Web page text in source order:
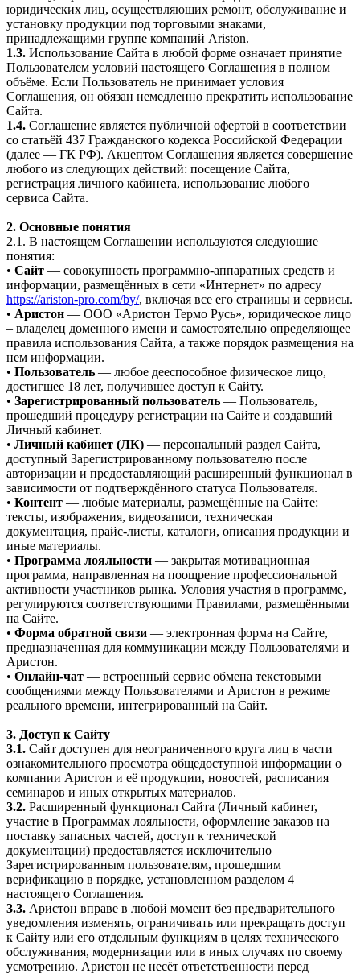
юридических лиц, осуществляющих ремонт, обслуживание и
установку продукции под торговыми знаками,
принадлежащими группе компаний Ariston.
1.3. Использование Сайта в любой форме означает принятие
Пользователем условий настоящего Соглашения в полном
объёме. Если Пользователь не принимает условия
Соглашения, он обязан немедленно прекратить использование
Сайта.
1.4. Соглашение является публичной офертой в соответствии
со статьёй 437 Гражданского кодекса Российской Федерации
(далее — ГК РФ). Акцептом Соглашения является совершение
любого из следующих действий: посещение Сайта,
регистрация личного кабинета, использование любого
сервиса Сайта.
2. Основные понятия
2.1. В настоящем Соглашении используются следующие
понятия:
• Сайт — совокупность программно-аппаратных средств и
информации, размещённых в сети «Интернет» по адресу
https://ariston-pro.com/by/, включая все его страницы и сервисы.
• Аристон — ООО «Аристон Термо Русь», юридическое лицо
– владелец доменного имени и самостоятельно определяющее
правила использования Сайта, а также порядок размещения на
нем информации.
• Пользователь — любое дееспособное физическое лицо,
достигшее 18 лет, получившее доступ к Сайту.
• Зарегистрированный пользователь — Пользователь,
прошедший процедуру регистрации на Сайте и создавший
Личный кабинет.
• Личный кабинет (ЛК) — персональный раздел Сайта,
доступный Зарегистрированному пользователю после
авторизации и предоставляющий расширенный функционал в
зависимости от подтверждённого статуса Пользователя.
• Контент — любые материалы, размещённые на Сайте:
тексты, изображения, видеозаписи, техническая
документация, прайс-листы, каталоги, описания продукции и
иные материалы.
• Программа лояльности — закрытая мотивационная
программа, направленная на поощрение профессиональной
активности участников рынка. Условия участия в программе,
регулируются соответствующими Правилами, размещёнными
на Сайте.
• Форма обратной связи — электронная форма на Сайте,
предназначенная для коммуникации между Пользователями и
Аристон.
• Онлайн-чат — встроенный сервис обмена текстовыми
сообщениями между Пользователями и Аристон в режиме
реального времени, интегрированный на Сайт.
3. Доступ к Сайту
3.1. Сайт доступен для неограниченного круга лиц в части
ознакомительного просмотра общедоступной информации о
компании Аристон и её продукции, новостей, расписания
семинаров и иных открытых материалов.
3.2. Расширенный функционал Сайта (Личный кабинет,
участие в Программах лояльности, оформление заказов на
поставку запасных частей, доступ к технической
документации) предоставляется исключительно
Зарегистрированным пользователям, прошедшим
верификацию в порядке, установленном разделом 4
настоящего Соглашения.
3.3. Аристон вправе в любой момент без предварительного
уведомления изменять, ограничивать или прекращать доступ
к Сайту или его отдельным функциям в целях технического
обслуживания, модернизации или в иных случаях по своему
усмотрению. Аристон не несёт ответственности перед